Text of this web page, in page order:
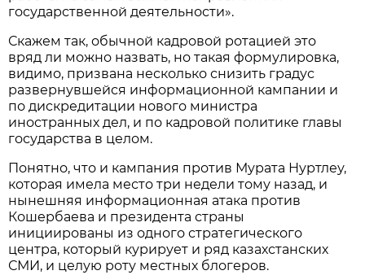
государственной деятельности».
Скажем так, обычной кадровой ротацией это
вряд ли можно назвать, но такая формулировка,
видимо, призвана несколько снизить градус
развернувшейся информационной кампании и
по дискредитации нового министра
иностранных дел, и по кадровой политике главы
государства в целом.
Понятно, что и кампания против Мурата Нуртлеу,
которая имела место три недели тому назад, и
нынешняя информационная атака против
Кошербаева и президента страны
инициированы из одного стратегического
центра, который курирует и ряд казахстанских
СМИ, и целую роту местных блогеров.